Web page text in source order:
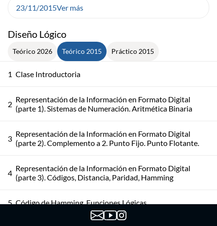
Diseño Lógico
Teórico 2026 Teórico 2015 Práctico 2015
1 Clase Introductoria
2 Representación de la Información en Formato Digital
(parte 1). Sistemas de Numeración. Aritmética Binaria
3 Representación de la Información en Formato Digital
(parte 2). Complemento a 2. Punto Fijo. Punto Flotante.
4 Representación de la Información en Formato Digital
(parte 3). Códigos, Distancia, Paridad, Hamming
5 Código de Hamming. Funciones Lógicas.
23/11/2015Ver más